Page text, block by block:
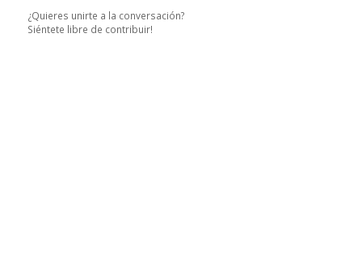
¿Quieres unirte a la conversación?
Siéntete libre de contribuir!